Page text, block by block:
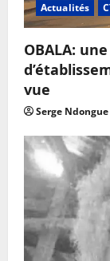
Actualités
OBALA:
vue
Serge Ndongue